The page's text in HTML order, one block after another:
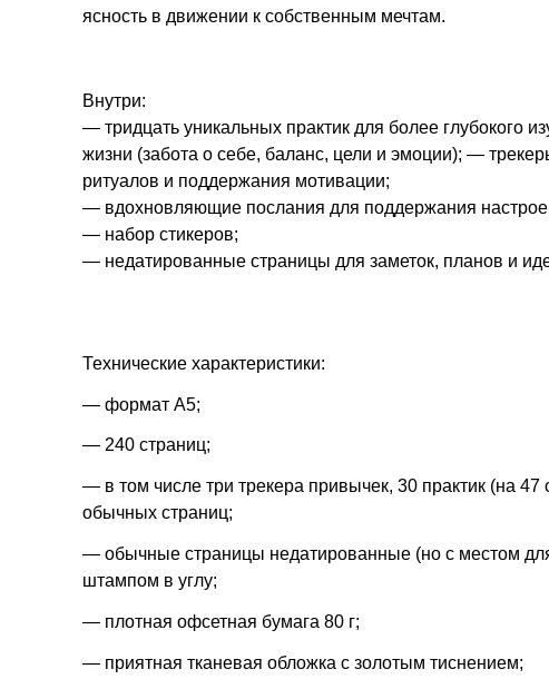
ясность в движении к собственным мечтам.
Внутри:
— тридцать уникальных практик для более глубокого
жизни (забота о себе, баланс, цели и эмоции); —
ритуалов и поддержания мотивации;
— вдохновляющие послания для поддержания
— набор стикеров;
— недатированные страницы для заметок, планов и
Технические характеристики:
— формат А5;
— 240 страниц;
— в том числе три трекера привычек, 30 практик (на
обычных страниц;
— обычные страницы недатированные (но с местом
штампом в углу;
— плотная офсетная бумага 80 г;
— приятная тканевая обложка с золотым тиснением;